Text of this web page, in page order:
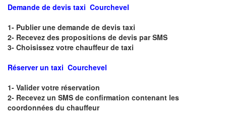
Demande de devis taxi Courchevel
1- Publier une demande de devis taxi
2- Recevez des propositions de devis par SMS
3- Choisissez votre chauffeur de taxi
Réserver un taxi Courchevel
1- Valider votre réservation
2- Recevez un SMS de confirmation contenant les
coordonnées du chauffeur